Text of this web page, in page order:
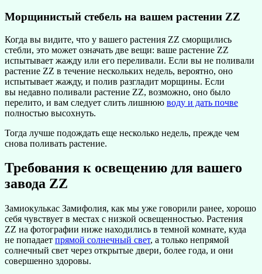
Морщинистый стебель на вашем растении ZZ
Когда вы видите, что у вашего растения ZZ сморщились
стебли, это может означать две вещи: ваше растение ZZ
испытывает жажду или его переливали. Если вы не поливали
растение ZZ в течение нескольких недель, вероятно, оно
испытывает жажду, и полив разгладит морщины. Если
вы недавно поливали растение ZZ, возможно, оно было
перелито, и вам следует слить лишнюю воду и дать почве
полностью высохнуть.
Тогда лучше подождать еще несколько недель, прежде чем
снова поливать растение.
Требования к освещению для вашего
завода ZZ
Замиокулькас Замифолия, как мы уже говорили ранее, хорошо
себя чувствует в местах с низкой освещенностью. Растения
ZZ на фотографии ниже находились в темной комнате, куда
не попадает прямой солнечный свет, а только непрямой
солнечный свет через открытые двери, более года, и они
совершенно здоровы.